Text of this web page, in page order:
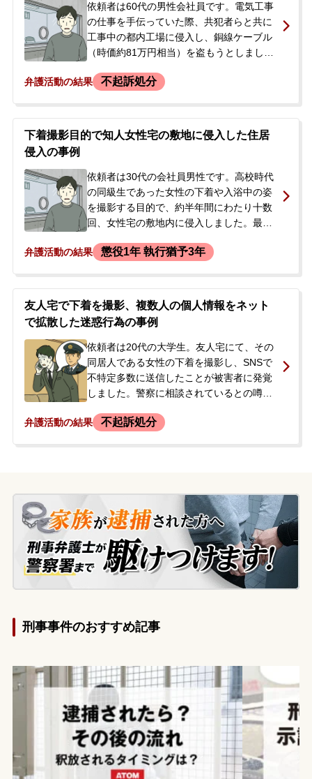
依頼者は60代の男性会社員です。電気工事
の仕事を手伝っていた際、共犯者らと共に
工事中の都内工場に侵入し、銅線ケーブル
（時価約81万円相当）を盗もうとしまし
れたため、目的を遂げることはできません
す。<br /> その後、依頼者は建造物侵入お
よび窃盗未遂の疑いで逮捕・勾留されまし
族から「今後の対応について相談したい」
「国選弁護人から私選弁護人に切り替えた
い」とのご希望で、当事務所にご相談・ご
依頼いただきました。
弁護活動の結果 不起訴処分
下着撮影目的で知人女性宅の敷地に侵入した住居
侵入の事例
依頼者は30代の会社員男性です。高校時代
の同級生であった女性の下着や入浴中の姿
を撮影する目的で、約半年間にわたり十数
回、女性宅の敷地内に侵入しました。最後
付けた警察官に任意同行を求められた後、
が、今後の見通しや弁護士費用について不
安を感じ、当事務所にご相談され、即日、
身柄対応を含めた弁護活動をご依頼いただ
きました。
弁護活動の結果 懲役1年 執行猶予3年
友人宅で下着を撮影、複数人の個人情報をネット
で拡散した迷惑行為の事例
依頼者は20代の大学生。友人宅にて、その
同居人である女性の下着を撮影し、SNSで
不特定多数に送信したことが被害者に発覚
しました。警察に相談されているとの噂を
望して、当事務所に相談しました。弁護士
弁護活動の結果 不起訴処分
刑事事件のおすすめ記事